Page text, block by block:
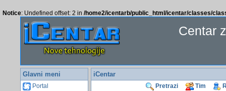
Notice: Undefined offset: 2 in /home2/icentarb/public_html/icentar/classes/
Centar
Glavni meni
Portal
iCentar
Pretrazi Tim